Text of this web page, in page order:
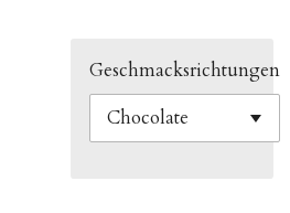
Geschmacksrichtungen